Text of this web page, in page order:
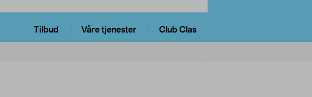
Tilbud Våre tjenester Club Clas